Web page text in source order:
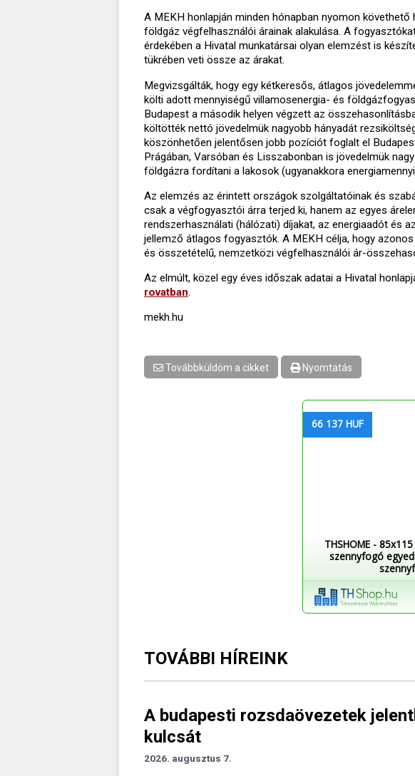
A MEKH honlapján minden hónapban nyomon
földgáz végfelhasználói árainak alakulása. A
érdekében a Hivatal munkatársai olyan elemzést is
tükrében veti össze az árakat.
Megvizsgálták, hogy egy kétkeresős, átlagos
költi adott mennyiségű villamosenergia- és
Budapest a második helyen végzett az
költötték nettó jövedelmük nagyobb hányadát
köszönhetően jelentősen jobb pozíciót foglalt el
Prágában, Varsóban és Lisszabonban is jövedelmük
földgázra fordítani a lakosok (ugyanakkora
Az elemzés az érintett országok szolgáltatóinak és
csak a végfogyasztói árra terjed ki, hanem az egyes
rendszerhasználati (hálózati) díjakat, az energiaadót és
jellemző átlagos fogyasztók. A MEKH célja, hogy
és összetételű, nemzetközi végfelhasználói ár-
Az elmúlt, közel egy éves időszak adatai a Hivatal
rovatban.
mekh.hu
Továbbküldöm a cikket Nyomtatás
66 137 HUF
THSHOME -
szennyfogó
TOVÁBBI HÍREINK
A budapesti rozsdaövezetek
kulcsát
2026. augusztus 7.